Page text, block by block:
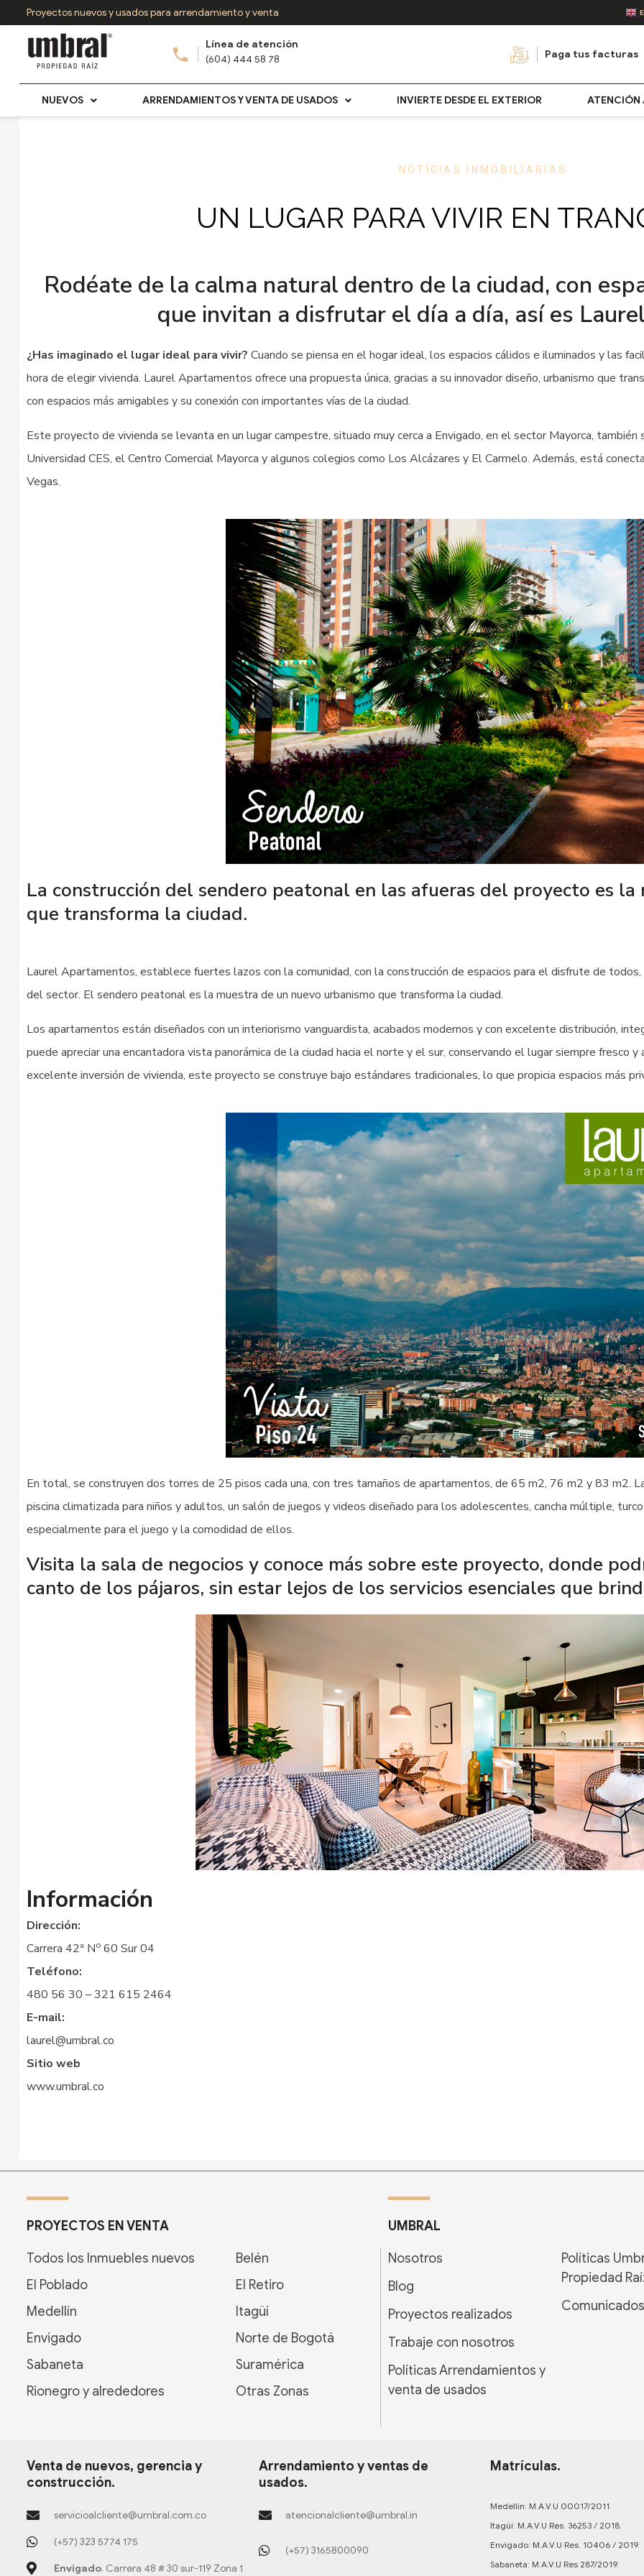
al
Proyectos nuevos y usados para arrendamiento y venta
Línea de atención
(604) 444 58 78
Paga tus facturas
NUEVOS ARRENDAMIENTOS Y VENTA DE USADOS INVIERTE DESDE EL EXTERIOR ATENCIÓN
NOTICIAS INMOBILIARIAS
UN LUGAR PARA VIVIR EN
Rodéate de la calma natural dentro de la ciudad, con
que invitan a disfrutar el día a día, así es
¿Has imaginado el lugar ideal para vivir? Cuando se piensa en el hogar ideal, los espacios cálidos e iluminados y las
hora de elegir vivienda. Laurel Apartamentos ofrece una propuesta única, gracias a su innovador diseño, urbanismo que
con espacios más amigables y su conexión con importantes vías de la ciudad.
Este proyecto de vivienda se levanta en un lugar campestre, situado muy cerca a Envigado, en el sector Mayorca,
Universidad CES, el Centro Comercial Mayorca y algunos colegios como Los Alcázares y El Carmelo. Además, está
Vegas.
La construcción del sendero peatonal en las afueras del proyecto es
que transforma la ciudad.
Laurel Apartamentos, establece fuertes lazos con la comunidad, con la construcción de espacios para el disfrute de
del sector. El sendero peatonal es la muestra de un nuevo urbanismo que transforma la ciudad.
Los apartamentos están diseñados con un interiorismo vanguardista, acabados modernos y con excelente distribución,
puede apreciar una encantadora vista panorámica de la ciudad hacia el norte y el sur, conservando el lugar siempre fresco
excelente inversión de vivienda, este proyecto se construye bajo estándares tradicionales, lo que propicia espacios más
En total, se construyen dos torres de 25 pisos cada una, con tres tamaños de apartamentos, de 65 m2, 76 m2 y 83 m2.
piscina climatizada para niños y adultos, un salón de juegos y videos diseñado para los adolescentes, cancha múltiple,
especialmente para el juego y la comodidad de ellos.
Visita la sala de negocios y conoce más sobre este proyecto, donde
canto de los pájaros, sin estar lejos de los servicios esenciales que
Información
Dirección:
Carrera 42ª No 60 Sur 04
Teléfono:
480 56 30 – 321 615 2464
E-mail:
laurel@umbral.co
Sitio web
www.umbral.co
PROYECTOS EN VENTA
Todos los Inmuebles nuevos
El Poblado
Medellín
Envigado
Sabaneta
Rionegro y alrededores
Belén
El Retiro
Itagüí
Norte de Bogotá
Suramérica
Otras Zonas
UMBRAL
Nosotros
Blog
Proyectos realizados
Trabaje con nosotros
Políticas Arrendamientos y
venta de usados
Políticas
Propiedad
Comunicados
Venta de nuevos, gerencia y
construcción.
servicioalcliente@umbral.com.co
(+57) 323 5774 175
Envigado. Carrera 48 # 30 sur-119 Zona 1
Arrendamiento y ventas de
usados.
atencionalcliente@umbral.in
(+57) 3165800090
Matrículas.
Medellín: M.A.V.U 00017/2011.
Itagüí: M.A.V.U Res. 36253 / 2018.
Envigado: M.A.V.U Res. 10406 / 2019.
Sabaneta: M.A.V.U Res 287/2019.